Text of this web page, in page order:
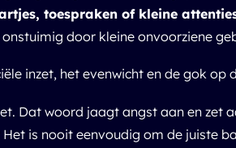
toespraken of kleine
door kleine onvoorziene
inzet, het evenwicht en de gok op
Dat woord jaagt angst aan en zet
is nooit eenvoudig om de juiste